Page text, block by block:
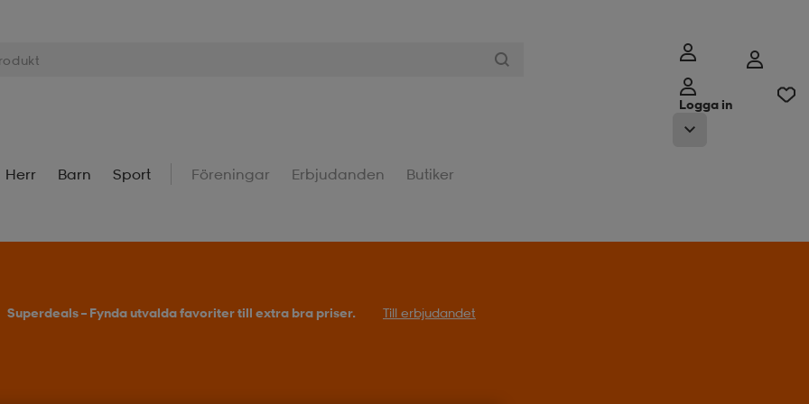
Logga in
Herr Barn Sport Föreningar Erbjudanden Butiker
Superdeals – Fynda utvalda favoriter till extra bra priser. Till erbjudandet